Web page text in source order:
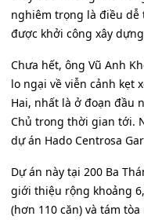
nghiêm trọng là điều dễ
được khởi công xây
Chưa hết, ông Vũ Anh
lo ngại về viễn cảnh kẹt
Hai, nhất là ở đoạn đầu
Chủ trong thời gian tới.
dự án Hado Centrosa
Dự án này tại 200 Ba
giới thiệu rộng khoảng
(hơn 110 căn) và tám